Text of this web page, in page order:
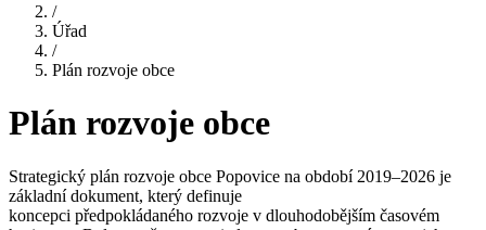
/
Úřad
/
Plán rozvoje obce
Plán rozvoje obce
Strategický plán rozvoje obce Popovice na období 2019–2026 je
základní dokument, který definuje
koncepci předpokládaného rozvoje v dlouhodobějším časovém